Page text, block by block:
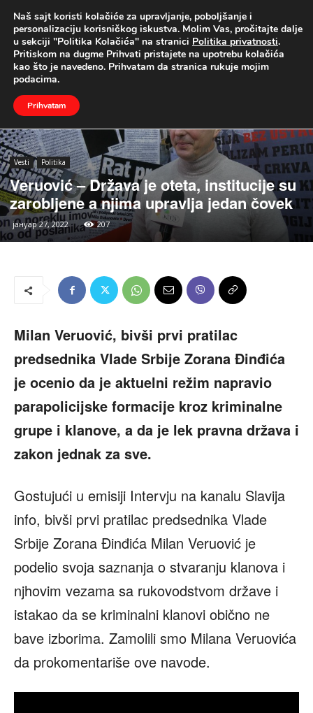
UŽIVO
Naslovna Vesti Politika
Vesti Politika
Veruović – Država je oteta, institucije su
zarobljene a njima upravlja jedan čovek
јануар 27, 2022 207
Milan Veruović, bivši prvi pratilac
predsednika Vlade Srbije Zorana Đinđića
je ocenio da je aktuelni režim napravio
parapolicijske formacije kroz kriminalne
grupe i klanove, a da je lek pravna država i
zakon jednak za sve.
Gostujući u emisiji Intervju na kanalu Slavija
info, bivši prvi pratilac predsednika Vlade
Srbije Zorana Đinđića Milan Veruović je
podelio svoja saznanja o stvaranju klanova i
njhovim vezama sa rukovodstvom države i
istakao da se kriminalni klanovi obično ne
bave izborima. Zamolili smo Milana Veruovića
da prokomentariše ove navode.
Naš sajt koristi kolačiće za upravljanje, poboljšanje i
personalizaciju korisničkog iskustva. Molim Vas, pročitajte dalje
u sekciji "Politika Kolačića" na stranici Politika privatnosti.
Pritiskom na dugme Prihvati pristajete na upotrebu kolačića
kao što je navedeno. Prihvatam da stranica rukuje mojim
podacima.
Prihvatam